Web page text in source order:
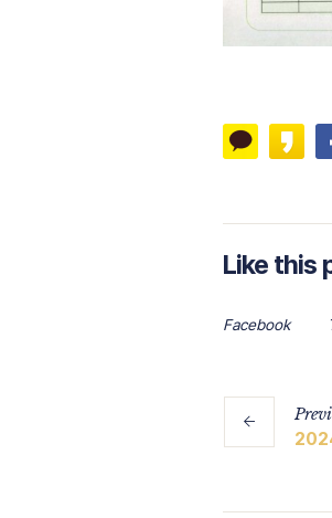
Like this
Facebook